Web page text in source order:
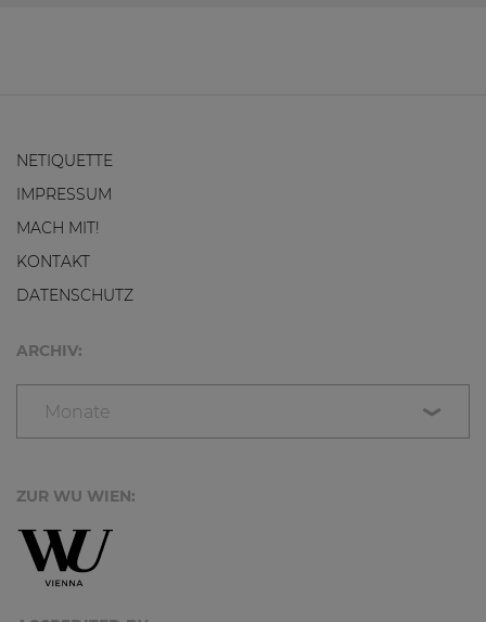
NETIQUETTE
IMPRESSUM
MACH MIT!
KONTAKT
DATENSCHUTZ
ARCHIV:
Monate
ZUR WU WIEN: